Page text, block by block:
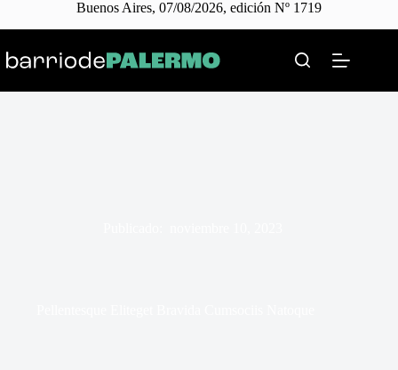
Buenos Aires, 07/08/2026, edición Nº 1719
to
content